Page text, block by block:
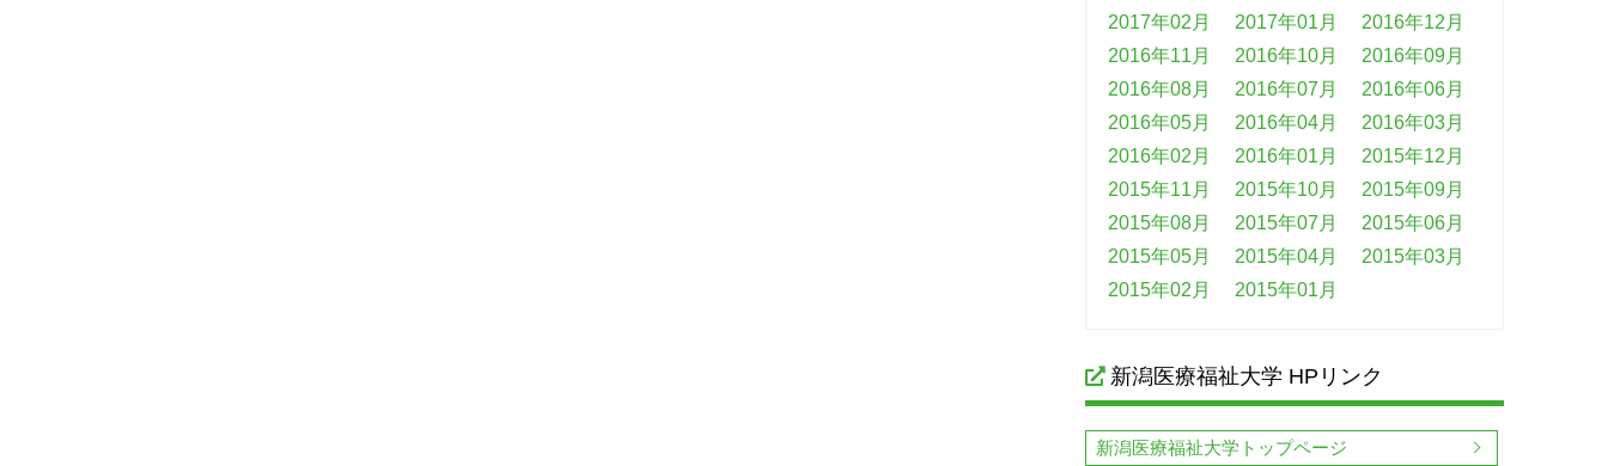
2017年02月
2017年01月
2016年12月
2016年11月
2016年10月
2016年09月
2016年08月
2016年07月
2016年06月
2016年05月
2016年04月
2016年03月
2016年02月
2016年01月
2015年12月
2015年11月
2015年10月
2015年09月
2015年08月
2015年07月
2015年06月
2015年05月
2015年04月
2015年03月
2015年02月
2015年01月
新潟医療福祉大学 HPリンク
新潟医療福祉大学トップページ